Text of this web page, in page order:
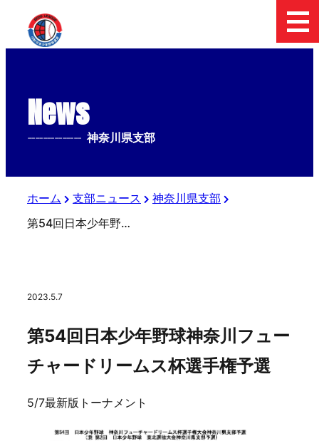
News
-------------- 神奈川県支部
ホーム 支部ニュース
神奈川県支部
第54回日本少年野球神奈川フューチャードリームス杯選手権予選
2023.5.7
第54回日本少年野球神奈川フュー
チャードリームス杯選手権予選
5/7最新版トーナメント